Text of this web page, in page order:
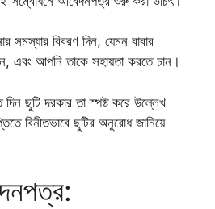
সমস্যার বিবরণ দিন, যেমন বাবার
এবং আপনি তাকে সহায়তা করতে চান।
ছুটি দরকার তা স্পষ্ট করে উল্লেখ
বিনীতভাবে ছুটির অনুরোধ জানিয়ে